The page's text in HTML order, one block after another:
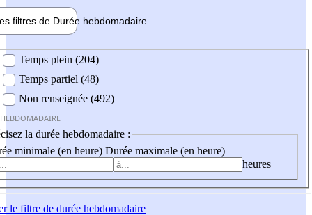
filtres de Durée hebdomadaire
Temps plein (204)
Temps partiel (48)
Non renseignée (492)
la durée hebdomadaire :
minimale (en heure) Durée maximale (en heure)
heures
le filtre de durée hebdomadaire